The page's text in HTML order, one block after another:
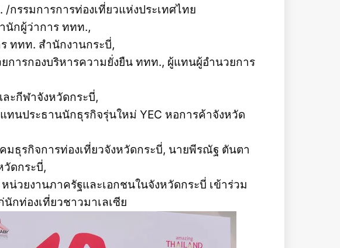
รรมการการท่องเที่ยวแห่งประเทศไทย
นักผู้ว่าการ ททท.,
ททท. สำนักงานกระบี่,
ารกองบริหารความยั่งยืน ททท., ผู้แทนผู้อำนวยการ
ะกีฬาจังหวัดกระบี่,
นประธานนักธุรกิจรุ่นใหม่ YEC หอการค้าจังหวัด
ธุรกิจการท่องเที่ยวจังหวัดกระบี่, นายพีรณัฐ ตันตา
ดกระบี่,
วยงานภาครัฐและเอกชนในจังหวัดกระบี่ เข้าร่วม
กท่องเที่ยวชาวมาเลเซีย